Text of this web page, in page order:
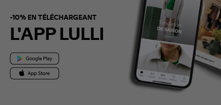
-10% EN TÉLÉCHARGEANT
L'APP LULLI